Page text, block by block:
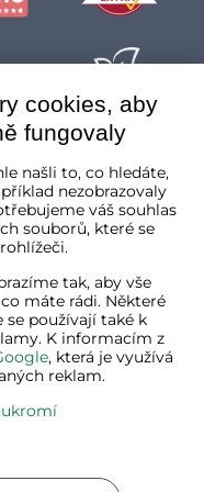
cookies, aby
fungovaly
našli to, co hledáte,
nezobrazovaly
váš souhlas
souborů, které se
tak, aby vše
máte rádi. Některé
se používají také k
K informacím z
, která je využívá
reklam.